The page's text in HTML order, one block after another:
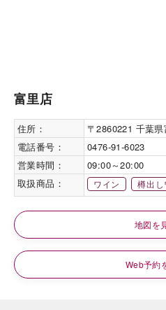
富里店
住所：
〒2860221 千葉
電話番号：
0476-91-6023
営業時間：
09:00～20:00
取扱商品：
ワイン 樽出し
地図を
Web予約